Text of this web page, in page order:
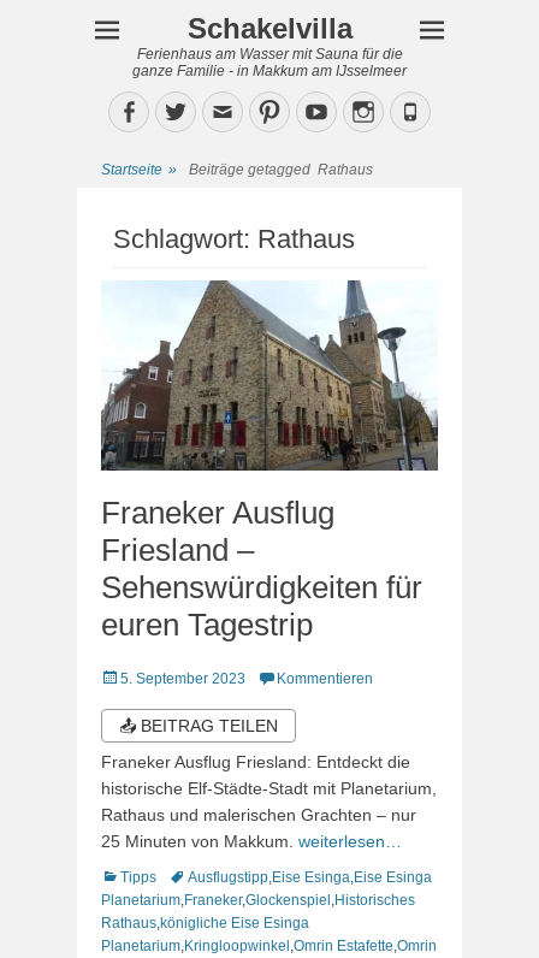
Schakelvilla
Ferienhaus am Wasser mit Sauna für die
ganze Familie - in Makkum am IJsselmeer
Facebook
TwitterEmailPinterestYouTubeInstagram
Phone
Startseite » Beiträge getagged Rathaus
Schlagwort: Rathaus
Franeker Ausflug
Friesland –
Sehenswürdigkeiten für
euren Tagestrip
Veröffentlicht
5. September 2023 Kommentieren
📤 BEITRAG TEILEN
Franeker Ausflug Friesland: Entdeckt die
historische Elf-Städte-Stadt mit Planetarium,
Rathaus und malerischen Grachten – nur
25 Minuten von Makkum. weiterlesen…
Kategorien
Tipps Schlagworte
Ausflugstipp Eise Esinga Eise Esinga
Planetarium Franeker,Glockenspiel Historisches
Rathaus königliche Eise Esinga
Planetarium Kringloopwinkel Omrin Estafette Omrin